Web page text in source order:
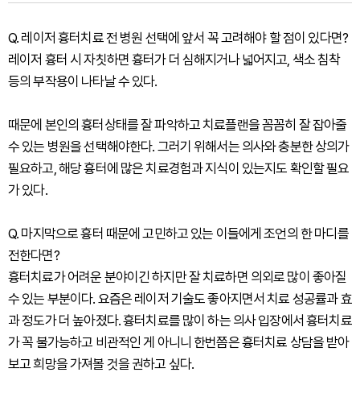
Q. 레이저 흉터치료 전 병원 선택에 앞서 꼭 고려해야 할 점이 있다면?
레이저 흉터 시 자칫하면 흉터가 더 심해지거나 넓어지고, 색소 침착
등의 부작용이 나타날 수 있다.
때문에 본인의 흉터상태를 잘 파악하고 치료플랜을 꼼꼼히 잘 잡아줄
수 있는 병원을 선택해야한다. 그러기 위해서는 의사와 충분한 상의가
필요하고, 해당 흉터에 많은 치료경험과 지식이 있는지도 확인할 필요
가 있다.
Q. 마지막으로 흉터 때문에 고민하고 있는 이들에게 조언의 한 마디를
전한다면?
흉터치료가 어려운 분야이긴 하지만 잘 치료하면 의외로 많이 좋아질
수 있는 부분이다. 요즘은 레이저 기술도 좋아지면서 치료 성공률과 효
과 정도가 더 높아졌다. 흉터치료를 많이 하는 의사 입장에서 흉터치료
가 꼭 불가능하고 비관적인 게 아니니 한번쯤은 흉터치료 상담을 받아
보고 희망을 가져볼 것을 권하고 싶다.